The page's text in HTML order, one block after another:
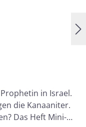
in Israel.
die Kanaaniter.
Das Heft Mini-